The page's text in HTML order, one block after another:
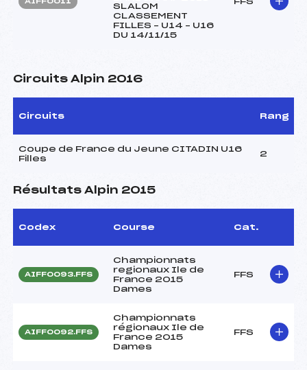
SLALOM
CLASSEMENT
FILLES – U14 – U16
DU 14/11/15
Circuits Alpin 2016
Circuits Rang
Coupe de France du Jeune CITADIN U16
Filles
2
Résultats Alpin 2015
Codex Course Cat.
AIFF0093.FFS
Championnats
regionaux Ile de
France 2015
Dames
FFS
AIFF0092.FFS
Championnats
régionaux Ile de
France 2015
Dames
FFS